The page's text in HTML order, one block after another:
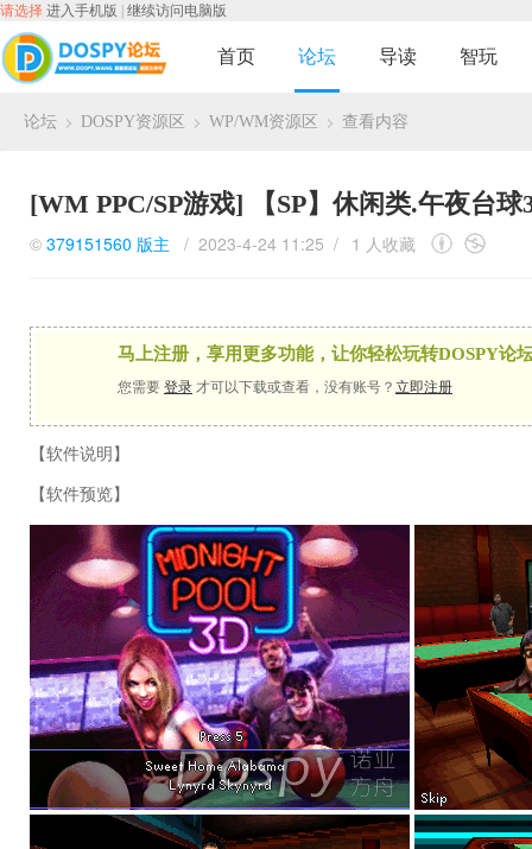
请选择 进入手机版 继续访问电脑版
首页 论坛 导读 智玩
论坛 DOSPY资源区 WP/WM资源区 查看内容
[WM PPC/SP游戏] 【SP】休闲类.午夜台
© 379151560 版主 / 2023-4-24 11:25 / 1 人收藏
马上注册，享用更多功能，让你轻松玩转DOSPY论
您需要 登录 才可以下载或查看，没有账号？ 立即注册
【软件说明】
【软件预览】